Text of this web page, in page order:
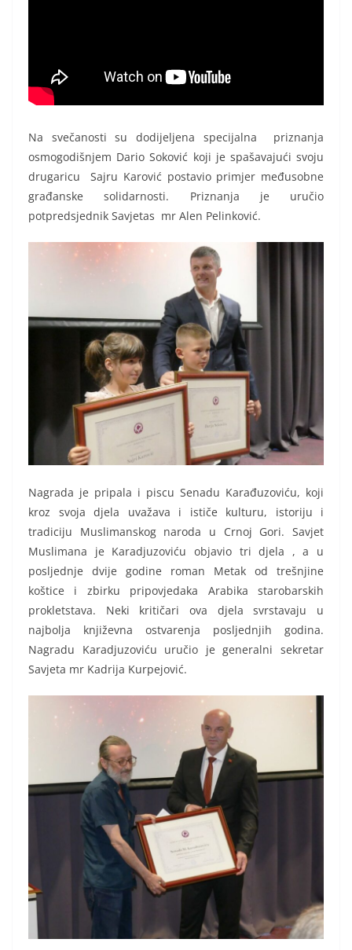
Na svečanosti su dodijeljena specijalna priznanja
osmogodišnjem Dario Soković koji je spašavajući svoju
drugaricu Sajru Karović postavio primjer međusobne
građanske solidarnosti. Priznanja je uručio
potpredsjednik Savjetas mr Alen Pelinković.
Nagrada je pripala i piscu Senadu Karađuzoviću, koji
kroz svoja djela uvažava i ističe kulturu, istoriju i
tradiciju Muslimanskog naroda u Crnoj Gori. Savjet
Muslimana je Karadjuzoviću objavio tri djela , a u
posljednje dvije godine roman Metak od trešnjine
koštice i zbirku pripovjedaka Arabika starobarskih
prokletstava. Neki kritičari ova djela svrstavaju u
najbolja književna ostvarenja posljednjih godina.
Nagradu Karadjuzoviću uručio je generalni sekretar
Savjeta mr Kadrija Kurpejović.